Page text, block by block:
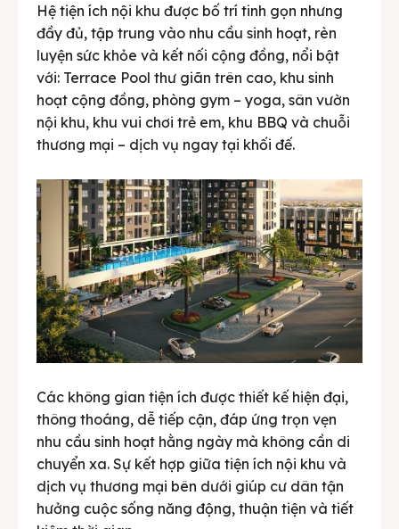
Hệ tiện ích nội khu được bố trí tinh gọn nhưng
đầy đủ, tập trung vào nhu cầu sinh hoạt, rèn
luyện sức khỏe và kết nối cộng đồng, nổi bật
với: Terrace Pool thư giãn trên cao, khu sinh
hoạt cộng đồng, phòng gym – yoga, sân vườn
nội khu, khu vui chơi trẻ em, khu BBQ và chuỗi
thương mại – dịch vụ ngay tại khối đế.
Các không gian tiện ích được thiết kế hiện đại,
thông thoáng, dễ tiếp cận, đáp ứng trọn vẹn
nhu cầu sinh hoạt hằng ngày mà không cần di
chuyển xa. Sự kết hợp giữa tiện ích nội khu và
dịch vụ thương mại bên dưới giúp cư dân tận
hưởng cuộc sống năng động, thuận tiện và tiết